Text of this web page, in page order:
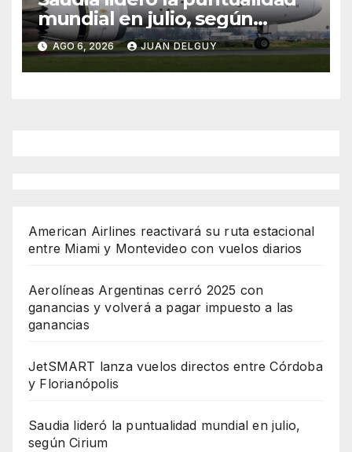
mundial en julio, según
Cirium
AGO 6, 2026 JUAN DELGUY
American Airlines reactivará su ruta estacional
entre Miami y Montevideo con vuelos diarios
Aerolíneas Argentinas cerró 2025 con
ganancias y volverá a pagar impuesto a las
ganancias
JetSMART lanza vuelos directos entre Córdoba
y Florianópolis
Saudia lideró la puntualidad mundial en julio,
según Cirium